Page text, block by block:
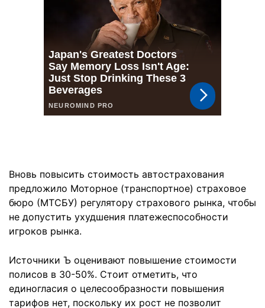
Вновь повысить стоимость автострахования
предложило Моторное (транспортное) страховое
бюро (МТСБУ) регулятору страхового рынка, чтобы
не допустить ухудшения платежеспособности
игроков рынка.
Источники Ъ оценивают повышение стоимости
полисов в 30-50%. Стоит отметить, что
единогласия о целесообразности повышения
тарифов нет, поскольку их рост не позволит